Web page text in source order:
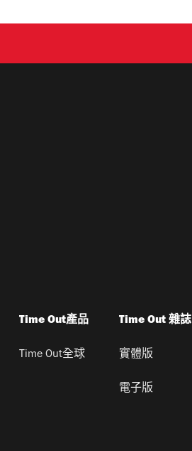
Time Out產品
Time Out全球
Time Out 雜誌
實體版
電子版